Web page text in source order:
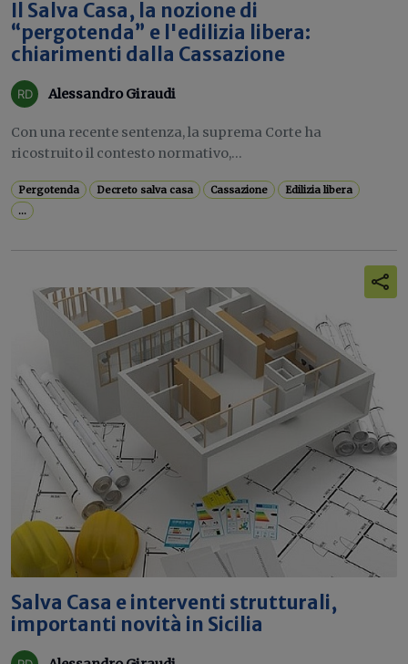
Il Salva Casa, la nozione di
“pergotenda” e l'edilizia libera:
chiarimenti dalla Cassazione
Alessandro Giraudi
Con una recente sentenza, la suprema Corte ha
ricostruito il contesto normativo,...
Pergotenda Decreto salva casa Cassazione
Edilizia libera
...
Salva Casa e interventi strutturali,
importanti novità in Sicilia